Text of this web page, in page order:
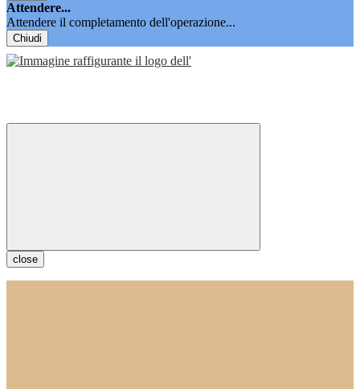
Attendere...
Attendere il completamento dell'operazione...
Chiudi
close